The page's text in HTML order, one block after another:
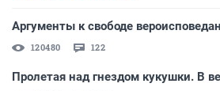
Аргументы к свободе
120480 122
Пролетая над гнездом кукушки. В